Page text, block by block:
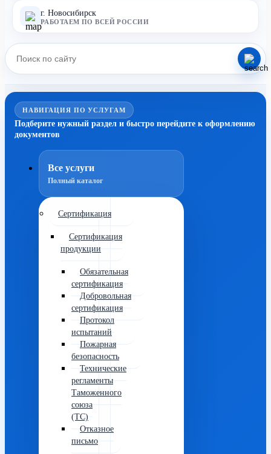
г. Новосибирск
РАБОТАЕМ ПО ВСЕЙ РОССИИ
НАВИГАЦИЯ ПО УСЛУГАМ
Подберите нужный раздел и быстро перейдите к оформлению
документов
Все услуги
Полный каталог
Сертификация
Сертификация
продукции
Обязательная
сертификация
Добровольная
сертификация
Протокол
испытаний
Пожарная
безопасность
Технические
регламенты
Таможенного
союза
(ТС)
Отказное
письмо